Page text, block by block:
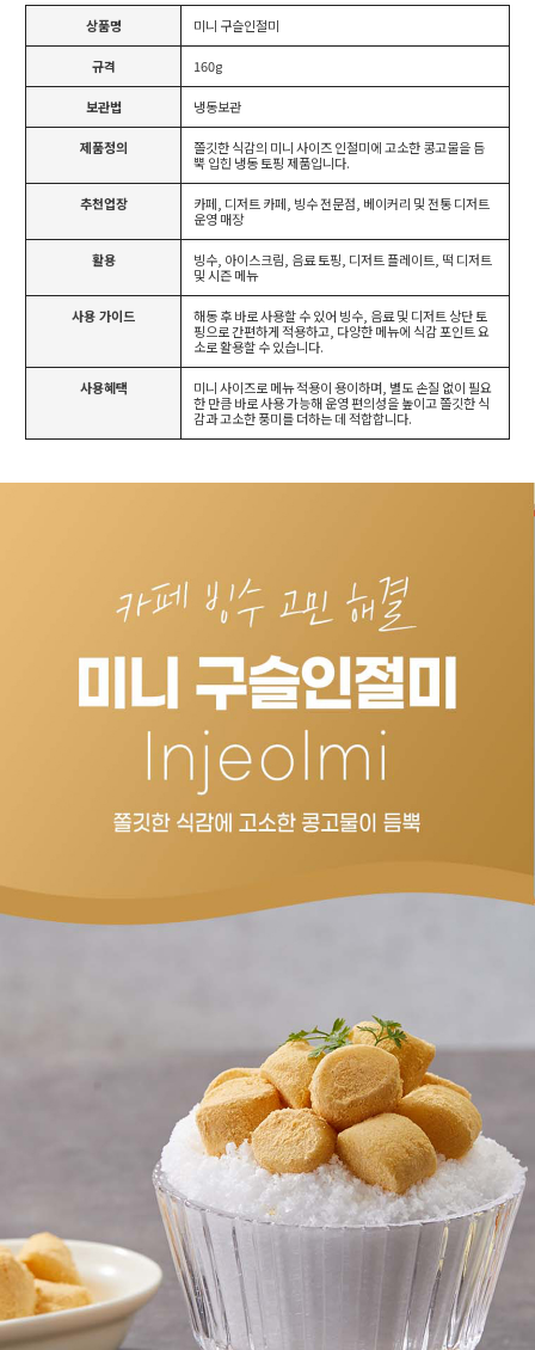
상품명 미니 구슬인절미
규격 160g
보관법 냉동보관
제품정의
쫄깃한 식감의 미니 사이즈 인절미에 고소한 콩고물을 듬
뿍 입힌 냉동 토핑 제품입니다.
추천업장
카페, 디저트 카페, 빙수 전문점, 베이커리 및 전통 디저트
운영 매장
활용
빙수, 아이스크림, 음료 토핑, 디저트 플레이트, 떡 디저트
및 시즌 메뉴
사용 가이드
해동 후 바로 사용할 수 있어 빙수, 음료 및 디저트 상단 토
핑으로 간편하게 적용하고, 다양한 메뉴에 식감 포인트 요
소로 활용할 수 있습니다.
사용혜택
미니 사이즈로 메뉴 적용이 용이하며, 별도 손질 없이 필요
한 만큼 바로 사용 가능해 운영 편의성을 높이고 쫄깃한 식
감과 고소한 풍미를 더하는 데 적합합니다.